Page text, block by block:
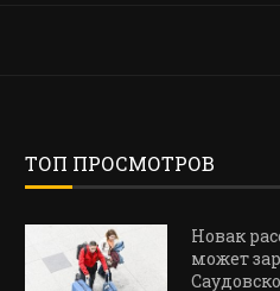
ТОП ПРОСМОТРОВ
Новак
может